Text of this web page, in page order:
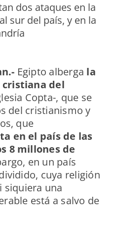
dos ataques en la
sur del país, y en la
Egipto alberga la
del
Copta-, que se
del cristianismo y
que
en el país de las
8 millones de
en un país
cuya religión
siquiera una
está a salvo de